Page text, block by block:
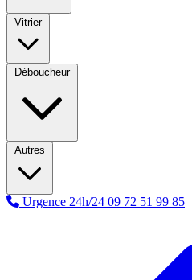
Vitrier
Déboucheur
Autres
Urgence 24h/24 09 72 51 99 85